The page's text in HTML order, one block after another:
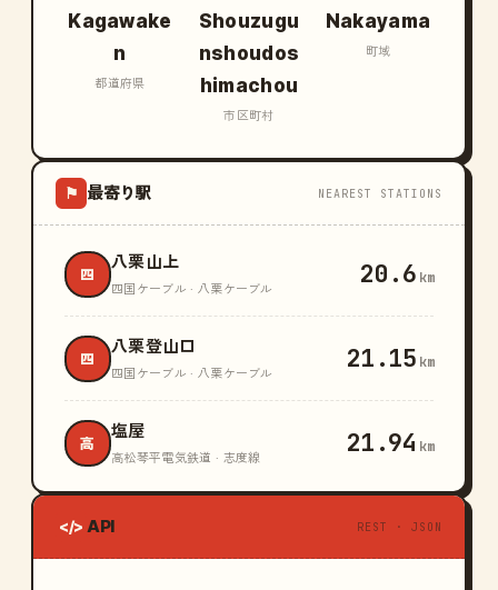
Kagawake
n
都道府県
Shouzugu
nshoudos
himachou
市区町村
Nakayama
町域
⚑ 最寄り駅 NEAREST STATIONS
四
八栗山上
四国ケーブル · 八栗ケーブル 20.6 km
四
八栗登山口
四国ケーブル · 八栗ケーブル 21.15 km
高
塩屋
高松琴平電気鉄道 · 志度線 21.94 km
</> API REST · JSON